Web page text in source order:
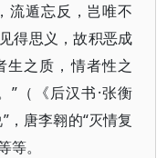
流遁忘反，岂唯不
得思义，故积恶成
生之质，情者性之
”（《后汉书·张衡
，唐李翱的“灭情复
等。